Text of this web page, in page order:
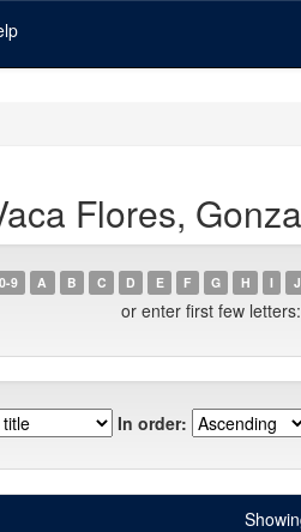
Flores,
0-9 A B C D E F G H I J
or enter first few letters:
In order: